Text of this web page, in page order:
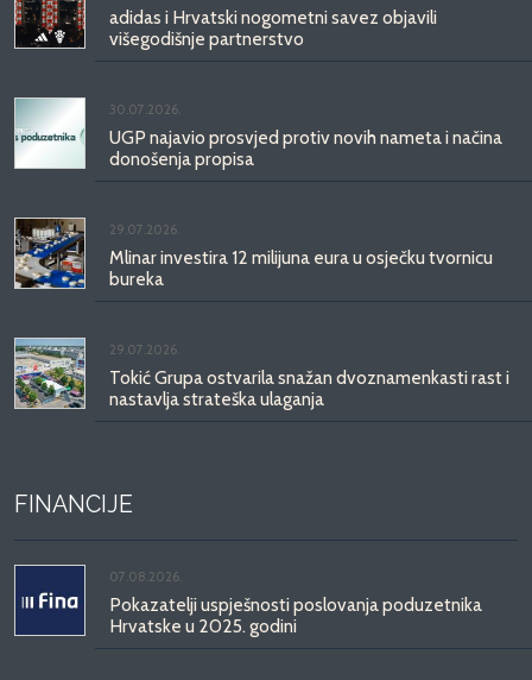
adidas i Hrvatski nogometni savez objavili
višegodišnje partnerstvo
30.07.2026.
UGP najavio prosvjed protiv novih nameta i načina
donošenja propisa
29.07.2026.
Mlinar investira 12 milijuna eura u osječku tvornicu
bureka
29.07.2026.
Tokić Grupa ostvarila snažan dvoznamenkasti rast i
nastavlja strateška ulaganja
FINANCIJE
07.08.2026.
Pokazatelji uspješnosti poslovanja poduzetnika
Hrvatske u 2025. godini